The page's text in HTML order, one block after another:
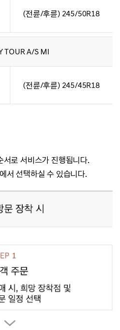
(전륜/후륜) 245/50R18
TOUR A/S MI
(전륜/후륜) 245/45R18
서로 서비스가 진행됩니다.
서 선택하실 수 있습니다.